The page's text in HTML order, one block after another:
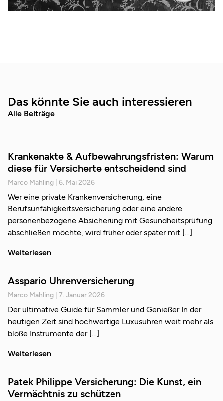
Das könnte Sie auch interessieren
Alle Beiträge
Krankenakte & Aufbewahrungsfristen: Warum
diese für Versicherte entscheidend sind
Marco Mahling 6. Mai 2026
Wer eine private Krankenversicherung, eine
Berufsunfähigkeitsversicherung oder eine andere
personenbezogene Absicherung mit Gesundheitsprüfung
abschließen möchte, wird früher oder später mit
Weiterlesen
Asspario Uhrenversicherung
Marco Mahling 7. Januar 2026
Der ultimative Guide für Sammler und Genießer In der
heutigen Zeit sind hochwertige Luxusuhren weit mehr als
bloße Instrumente der
Weiterlesen
Patek Philippe Versicherung: Die Kunst, ein
Vermächtnis zu schützen